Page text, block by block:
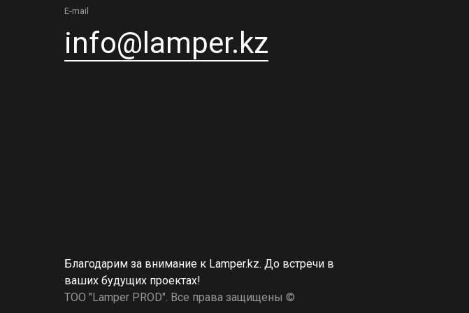
E-mail
info@lamper.kz
Благодарим за внимание к Lamper.kz. До встречи в
ваших будущих проектах!
ТОО "Lamper PROD". Все права защищены ©